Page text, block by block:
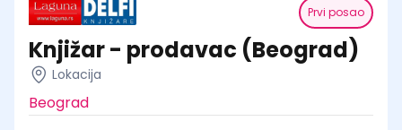
Prvi posao
Knjižar - prodavac (Beograd)
Lokacija
Beograd